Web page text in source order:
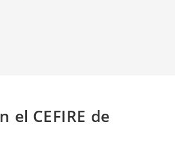
el CEFIRE de